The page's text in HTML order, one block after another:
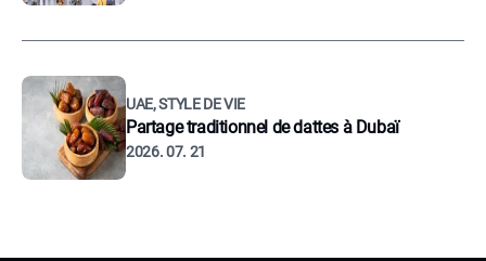
UAE, STYLE DE VIE
Partage traditionnel de dattes à Dubaï
2026. 07. 21